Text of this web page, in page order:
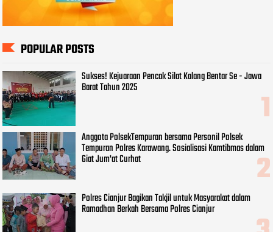
POPULAR POSTS
Sukses! Kejuaraan Pencak Silat Kalang Bentar Se - Jawa
Barat Tahun 2025
Anggota PolsekTempuran bersama Personil Polsek
Tempuran Polres Karawang. Sosialisasi Kamtibmas dalam
Giat Jum'at Curhat
Polres Cianjur Bagikan Takjil untuk Masyarakat dalam
Ramadhan Berkah Bersama Polres Cianjur